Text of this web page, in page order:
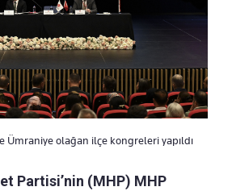
Ümraniye olağan ilçe kongreleri yapıldı
Partisi’nin (MHP) MHP